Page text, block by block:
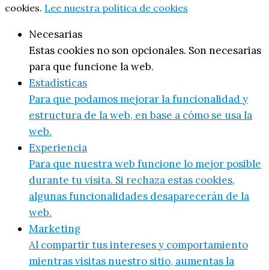
cookies. Lee nuestra política de cookies
Necesarias
Estas cookies no son opcionales. Son necesarias
para que funcione la web.
Estadísticas
Para que podamos mejorar la funcionalidad y
estructura de la web, en base a cómo se usa la
web.
Experiencia
Para que nuestra web funcione lo mejor posible
durante tu visita. Si rechaza estas cookies,
algunas funcionalidades desaparecerán de la
web.
Marketing
Al compartir tus intereses y comportamiento
mientras visitas nuestro sitio, aumentas la